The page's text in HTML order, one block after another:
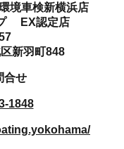
境車検新横浜店
EX認定店
新羽町848
合せ
1848